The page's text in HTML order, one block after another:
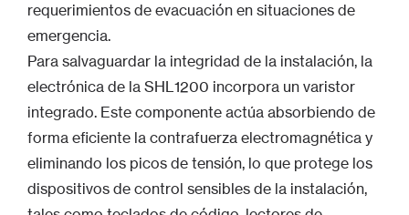
requerimientos de evacuación en situaciones de
emergencia.
Para salvaguardar la integridad de la instalación, la
electrónica de la SHL1200 incorpora un varistor
integrado. Este componente actúa absorbiendo de
forma eficiente la contrafuerza electromagnética y
eliminando los picos de tensión, lo que protege los
dispositivos de control sensibles de la instalación,